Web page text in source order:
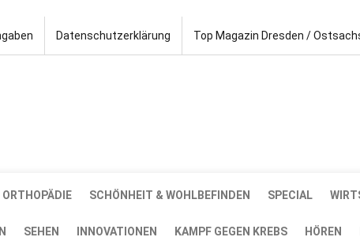
Datenschutzerklärung Top Magazin Dresden /
ORTHOPÄDIE SCHÖNHEIT & WOHLBEFINDEN SPECIAL
SEHEN INNOVATIONEN KAMPF GEGEN KREBS HÖREN